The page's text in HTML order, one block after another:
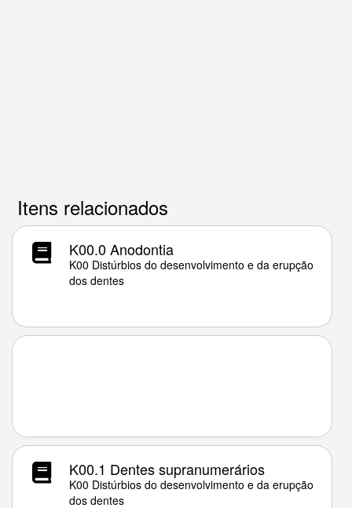
Itens relacionados
K00.0 Anodontia
K00 Distúrbios do desenvolvimento e da erupção
dos dentes
K00.1 Dentes supranumerários
K00 Distúrbios do desenvolvimento e da erupção
dos dentes